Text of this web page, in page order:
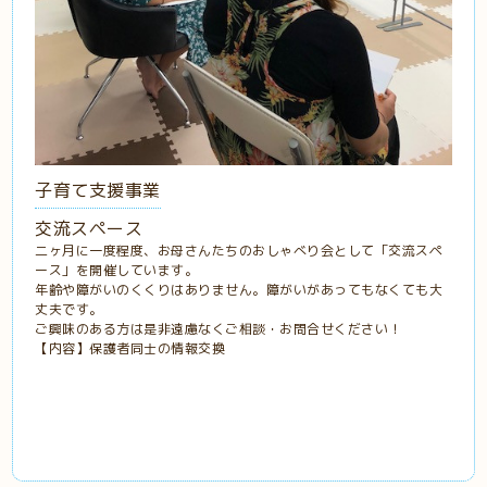
子育て支援事業
交流スペース
二ヶ月に一度程度、お母さんたちのおしゃべり会として「交流スペ
ース」を開催しています。
年齢や障がいのくくりはありません。障がいがあってもなくても大
丈夫です。
ご興味のある方は是非遠慮なくご相談・お問合せください！
【内容】保護者同士の情報交換